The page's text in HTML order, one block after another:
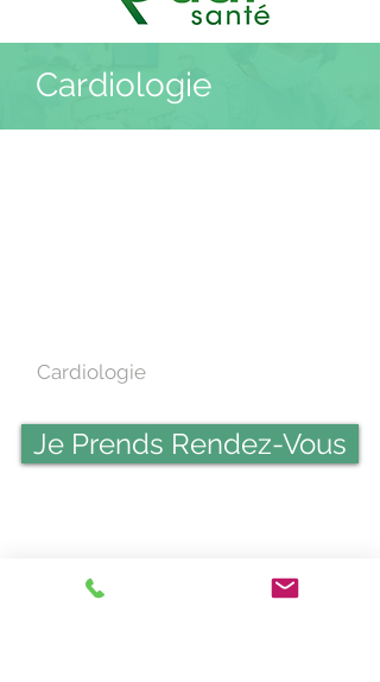
Cardiologie
Cardiologie
Je Prends Rendez-Vous
En partenariat avec